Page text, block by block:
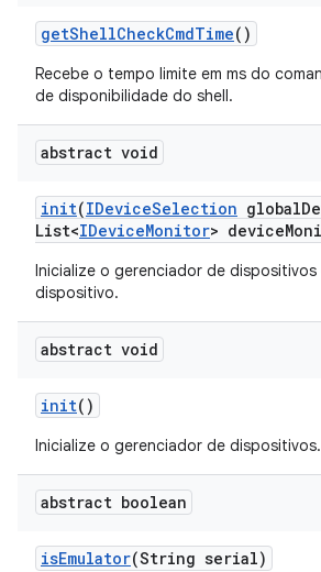
getShellCheckCmdTime()
Recebe o tempo limite em ms do
de disponibilidade do shell.
abstract void
init(IDeviceSelection global
List<IDeviceMonitor> device
Inicialize o gerenciador de
dispositivo.
abstract void
init()
Inicialize o gerenciador de dispositivos.
abstract boolean
isEmulator(String serial)